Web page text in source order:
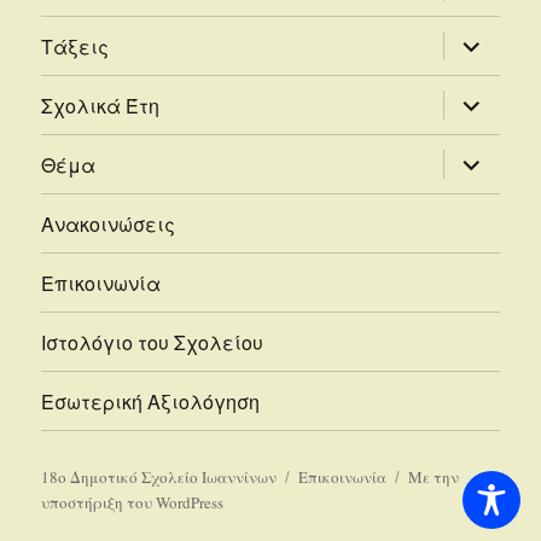
μενού
Τάξεις του
μενού
Σχολικά Έτη του
μενού
Θέμα του
μενού
Ανακοινώσεις
Επικοινωνία
Ιστολόγιο του Σχολείου
Εσωτερική Αξιολόγηση
18ο Δημοτικό Σχολείο Ιωαννίνων Επικοινωνία
Με την
υποστήριξη του WordPress